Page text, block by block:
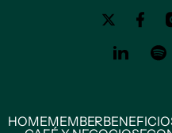
HOMEMEMBER